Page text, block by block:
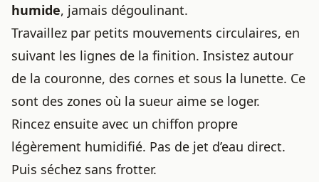
humide, jamais dégoulinant.
Travaillez par petits mouvements circulaires, en
suivant les lignes de la finition. Insistez autour
de la couronne, des cornes et sous la lunette. Ce
sont des zones où la sueur aime se loger.
Rincez ensuite avec un chiffon propre
légèrement humidifié. Pas de jet d’eau direct.
Puis séchez sans frotter.